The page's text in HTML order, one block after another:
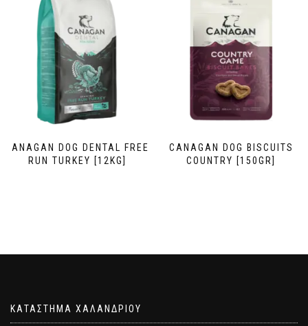
CANAGAN DOG DENTAL FREE
RUN TURKEY [12KG]
CANAGAN DOG BISCUITS
COUNTRY [150GR]
ΚΑΤΑΣΤΗΜΑ ΧΑΛΑΝΔΡΙΟΥ